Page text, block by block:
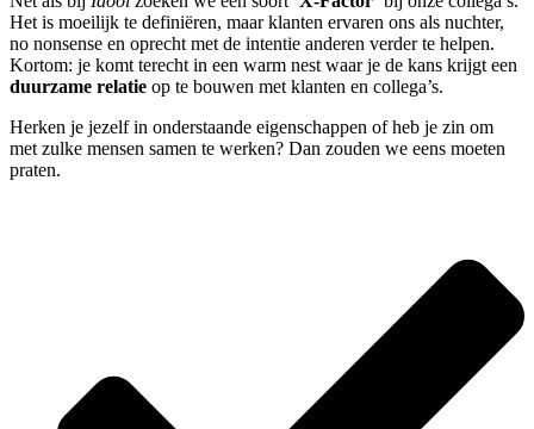
Het is moeilijk te definiëren, maar klanten ervaren ons als nuchter,
no nonsense en oprecht met de intentie anderen verder te helpen.
Kortom: je komt terecht in een warm nest waar je de kans krijgt een
duurzame relatie op te bouwen met klanten en collega’s.
Herken je jezelf in onderstaande eigenschappen of heb je zin om
met zulke mensen samen te werken? Dan zouden we eens moeten
praten.